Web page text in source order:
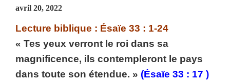
avril 20, 2022
Lecture biblique : Ésaïe 33 : 1-24
« Tes yeux verront le roi dans sa
magnificence, ils contempleront le pays
dans toute son étendue. » (Ésaïe 33 : 17 )